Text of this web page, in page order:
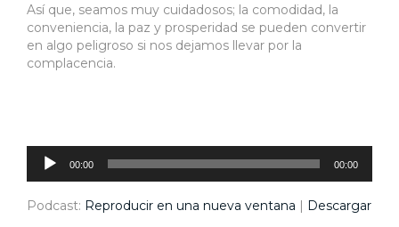
Así que, seamos muy cuidadosos; la comodidad, la
conveniencia, la paz y prosperidad se pueden convertir
en algo peligroso si nos dejamos llevar por la
complacencia.
Reproductor
audio 00:00 00:00
Podcast: Reproducir en una nueva ventana | Descargar